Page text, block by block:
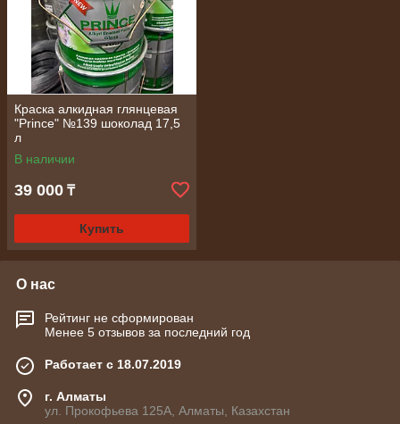
Краска алкидная глянцевая
"Prince" №139 шоколад 17,5
л
В наличии
39 000 ₸
Купить
О нас
Рейтинг не сформирован
Менее 5 отзывов за последний год
Работает с 18.07.2019
г. Алматы
ул. Прокофьева 125А, Алматы, Казахстан